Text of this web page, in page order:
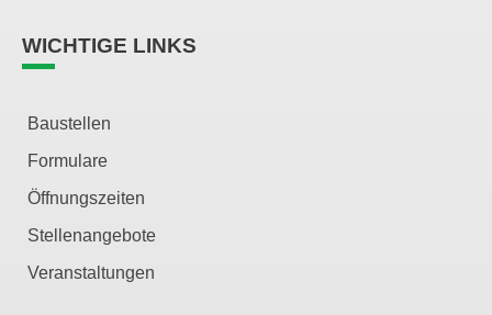
WICHTIGE LINKS
Baustellen
Formulare
Öffnungszeiten
Stellenangebote
Veranstaltungen